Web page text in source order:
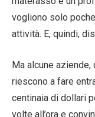
vogliono solo
attività. E, quindi,
Ma alcune
riescono a fare
centinaia di dollari
volte all’ora e